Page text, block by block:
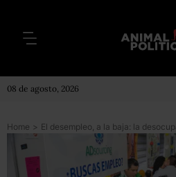
08 de agosto, 2026
Home >